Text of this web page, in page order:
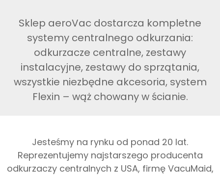
Sklep aeroVac dostarcza kompletne
systemy centralnego odkurzania:
odkurzacze centralne, zestawy
instalacyjne, zestawy do sprzątania,
wszystkie niezbędne akcesoria, system
Flexin – wąż chowany w ścianie.
Jesteśmy na rynku od ponad 20 lat.
Reprezentujemy najstarszego producenta
odkurzaczy centralnych z USA, firmę VacuMaid,